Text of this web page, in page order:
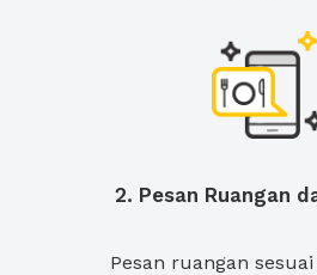
2. Pesan Ruangan
Pesan ruangan